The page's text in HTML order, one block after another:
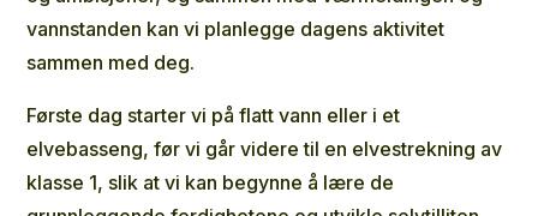
vannstanden kan vi planlegge dagens aktivitet
sammen med deg.
Første dag starter vi på flatt vann eller i et
elvebasseng, før vi går videre til en elvestrekning av
klasse 1, slik at vi kan begynne å lære de